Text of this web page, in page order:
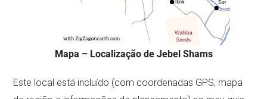
Mapa – Localização de Jebel Shams
Este local está incluído (com coordenadas GPS, mapa